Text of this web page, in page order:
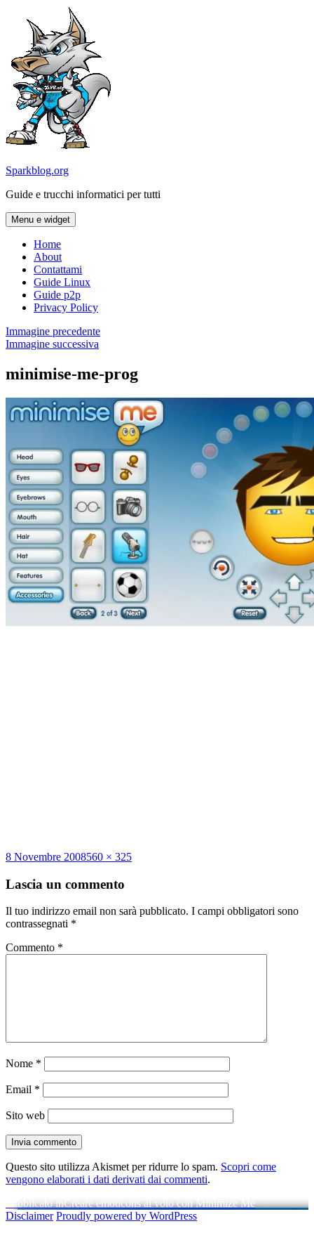
contenuto
Sparkblog.org
Guide e trucchi informatici per tutti
Menu e widget
Home
About
Contattami
Guide Linux
Guide p2p
Privacy Policy
Immagine precedente
Immagine successiva
minimise-me-prog
Scritto
8 Novembre 2008Dimensione
560 × 325
Lascia un commento
Il tuo indirizzo email non sarà pubblicato. I campi obbligatori sono
contrassegnati *
Commento *
Nome *
Email *
Sito web
Questo sito utilizza Akismet per ridurre lo spam. Scopri come
vengono elaborati i dati derivati dai commenti.
Navigazione
articoli
Pubblicato inCreare emoticons al volo con Minimize Me
Disclaimer Proudly powered by WordPress